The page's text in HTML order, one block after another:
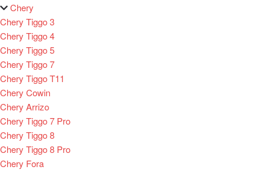
Chery
Chery Tiggo 3
Chery Tiggo 4
Chery Tiggo 5
Chery Tiggo 7
Chery Tiggo T11
Chery Cowin
Chery Arrizo
Chery Tiggo 7 Pro
Chery Tiggo 8
Chery Tiggo 8 Pro
Chery Fora